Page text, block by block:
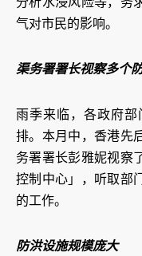
气对市民的影响。
渠务署署长视察多个
雨季来临，各政府
排。本月中，香港先
务署署长彭雅妮视察
控制中心」，听取部
的工作。
防洪设施规模庞大